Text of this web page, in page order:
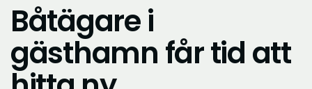
Båtägare i
gästhamn får tid att